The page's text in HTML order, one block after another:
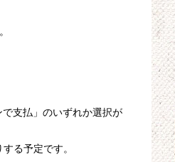
支払」のいずれか選択が
る予定です。